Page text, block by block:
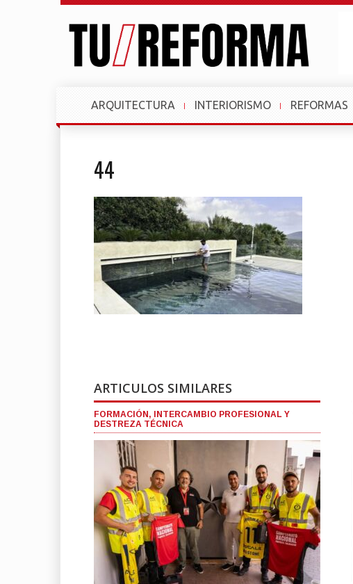
ARQUITECTURA INTERIORISMO REFORMAS
44
ARTICULOS SIMILARES
FORMACIÓN, INTERCAMBIO PROFESIONAL Y
DESTREZA TÉCNICA